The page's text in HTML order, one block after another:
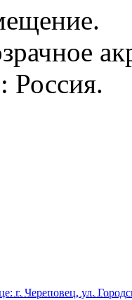
Россия.
г. Череповец, ул.